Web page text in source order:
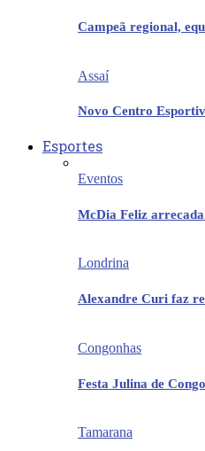
Campeã regional,
Assaí
Novo Centro
Esportes
Eventos
McDia Feliz
Londrina
Alexandre Curi faz
Congonhas
Festa Julina de
Tamarana